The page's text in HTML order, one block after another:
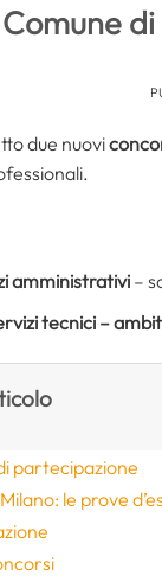
due nuovi
amministrativi–
tecnici –
partecipazione
le prove